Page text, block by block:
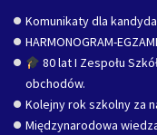
Komunikaty dla
HARMONOGRAM-
80 lat I Zespołu
obchodów.
Kolejny rok szkolny za
Międzynarodowa